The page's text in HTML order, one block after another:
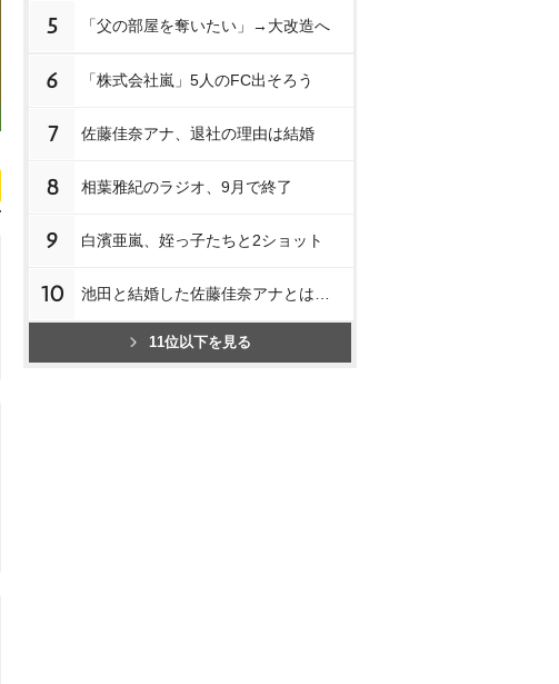
5 「父の部屋を奪いたい」→大改造へ
6 「株式会社嵐」5人のFC出そろう
7 佐藤佳奈アナ、退社の理由は結婚
8 相葉雅紀のラジオ、9月で終了
9 白濱亜嵐、姪っ子たちと2ショット
10 池田と結婚した佐藤佳奈アナとは…
11位以下を見る